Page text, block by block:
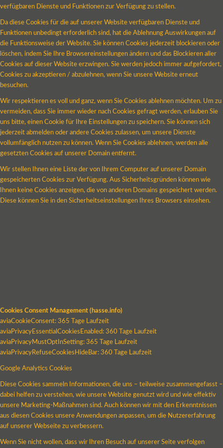
verfügbaren Dienste und Funktionen zur Verfügung zu stellen.
Da diese Cookies für die auf unserer Website verfügbaren Dienste und
Funktionen unbedingt erforderlich sind, hat die Ablehnung Auswirkungen auf
die Funktionsweise der Website. Sie können Cookies jederzeit blockieren oder
löschen, indem Sie Ihre Browsereinstellungen ändern und das Blockieren aller
Cookies auf dieser Website erzwingen. Sie werden jedoch immer aufgefordert,
Cookies zu akzeptieren / abzulehnen, wenn Sie unsere Website erneut
besuchen.
Wir respektieren es voll und ganz, wenn Sie Cookies ablehnen möchten. Um zu
vermeiden, dass Sie immer wieder nach Cookies gefragt werden, erlauben Sie
uns bitte, einen Cookie für Ihre Einstellungen zu speichern. Sie können sich
jederzeit abmelden oder andere Cookies zulassen, um unsere Dienste
vollumfänglich nutzen zu können. Wenn Sie Cookies ablehnen, werden alle
gesetzten Cookies auf unserer Domain entfernt.
Wir stellen Ihnen eine Liste der von Ihrem Computer auf unserer Domain
gespeicherten Cookies zur Verfügung. Aus Sicherheitsgründen können wie
Ihnen keine Cookies anzeigen, die von anderen Domains gespeichert werden.
Diese können Sie in den Sicherheitseinstellungen Ihres Browsers einsehen.
Cookies Consent Management (hasse.info)
aviaCookieConsent: 365 Tage Laufzeit
aviaPrivacyEssentialCookiesEnabled: 360 Tage Laufzeit
aviaPrivacyMustOptInSetting: 365 Tage Laufzeit
aviaPrivacyRefuseCookiesHideBar: 360 Tage Laufzeit
Google Analytics Cookies
Diese Cookies sammeln Informationen, die uns – teilweise zusammengefasst –
dabei helfen zu verstehen, wie unsere Website genutzt wird und wie effektiv
unsere Marketing-Maßnahmen sind. Auch können wir mit den Erkenntnissen
aus diesen Cookies unsere Anwendungen anpassen, um die Nutzererfahrung
auf unserer Webseite zu verbessern.
Wenn Sie nicht wollen, dass wir Ihren Besuch auf unserer Seite verfolgen